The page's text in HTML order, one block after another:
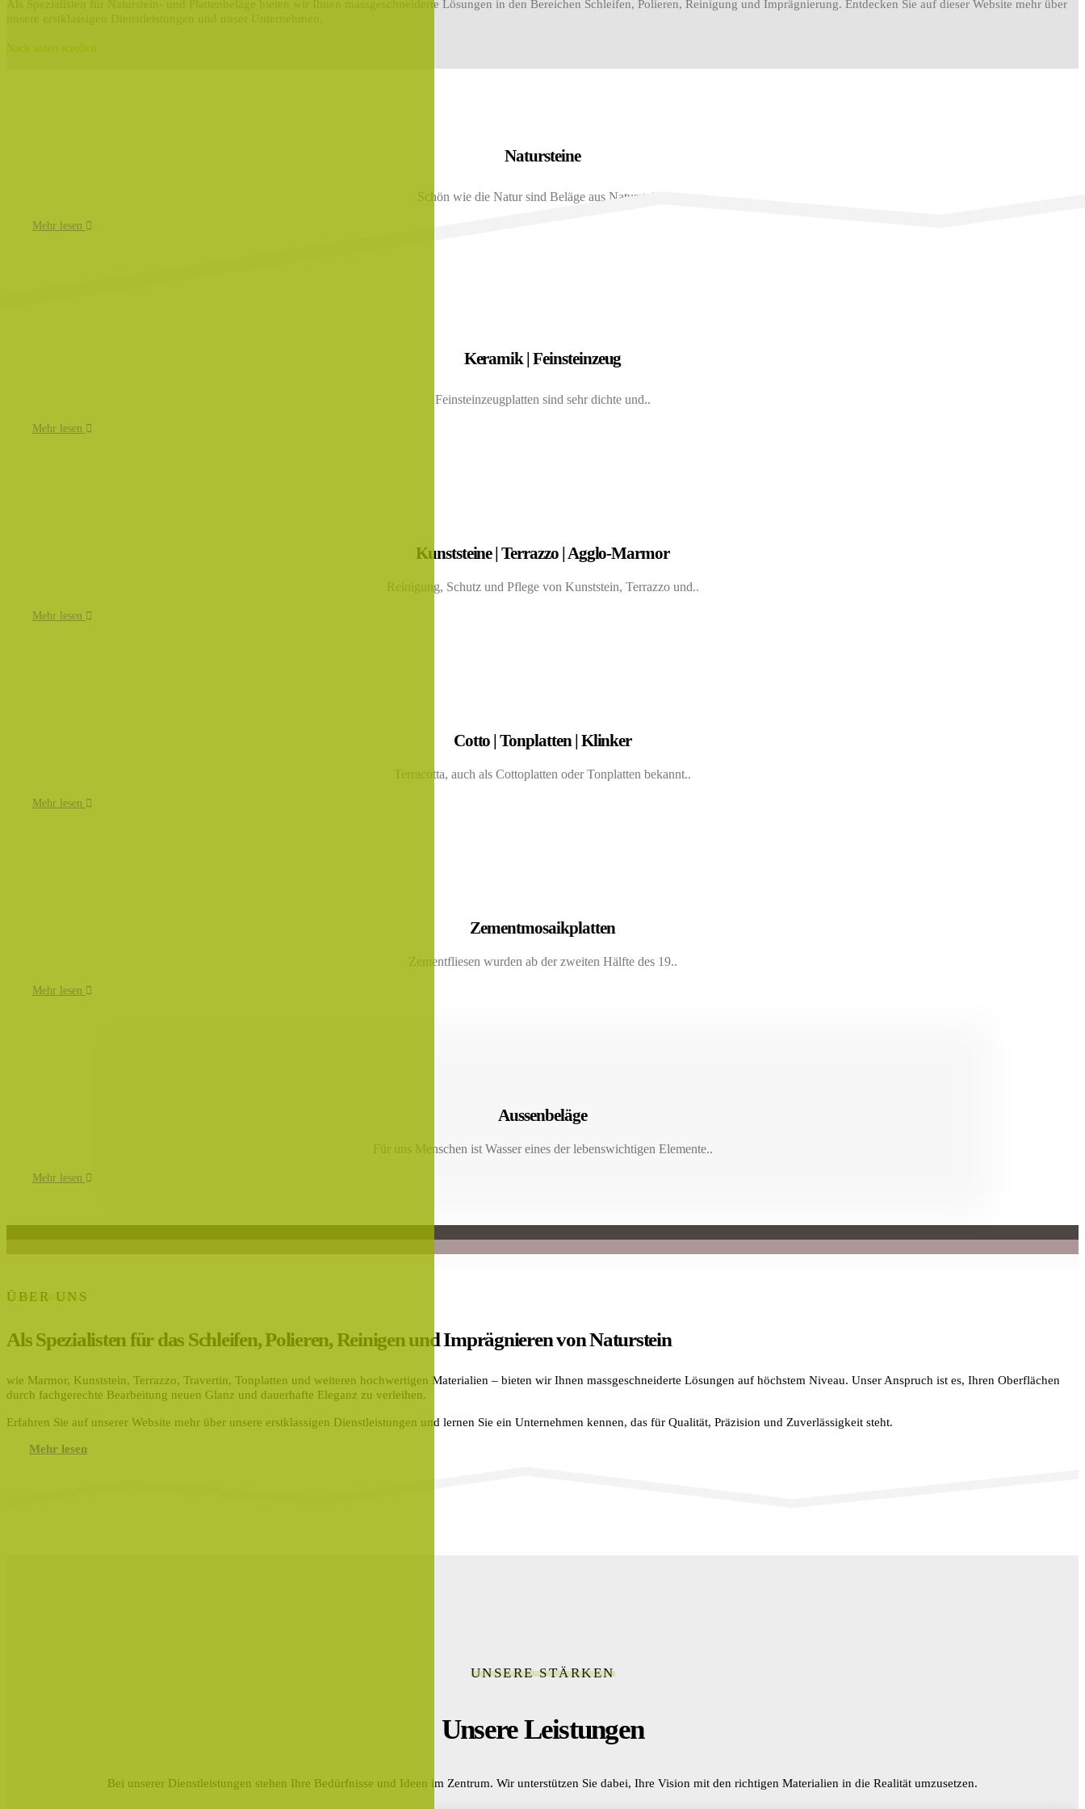
Als Spezialisten für Naturstein- und Plattenbeläge bieten wir Ihnen massgeschneiderte Lösungen in den Bereichen Schleifen, Polieren, Reinigung und Imprägnierung. Entdecken Sie auf dieser Website mehr über
Nach unten scrollen
Natursteine
Schön wie die Natur sind Beläge aus Naturstein..
Mehr lesen
Keramik | Feinsteinzeug
Feinsteinzeugplatten sind sehr dichte und..
Mehr lesen
Kunststeine | Terrazzo | Agglo-Marmor
Reinigung, Schutz und Pflege von Kunststein, Terrazzo und..
Mehr lesen
Cotto | Tonplatten | Klinker
Terracotta, auch als Cottoplatten oder Tonplatten bekannt..
Mehr lesen
Zementmosaikplatten
Zementfliesen wurden ab der zweiten Hälfte des 19..
Mehr lesen
Aussenbeläge
Für uns Menschen ist Wasser eines der lebenswichtigen Elemente..
Mehr lesen
ÜBER UNS
Als Spezialisten für das Schleifen, Polieren, Reinigen und Imprägnieren von Naturstein
wie Marmor, Kunststein, Terrazzo, Travertin, Tonplatten und weiteren hochwertigen Materialien – bieten wir Ihnen massgeschneiderte Lösungen auf höchstem Niveau. Unser Anspruch ist es, Ihren Oberflächen
durch fachgerechte Bearbeitung neuen Glanz und dauerhafte Eleganz zu verleihen.
Erfahren Sie auf unserer Website mehr über unsere erstklassigen Dienstleistungen und lernen Sie ein Unternehmen kennen, das für Qualität, Präzision und Zuverlässigkeit steht.
Mehr lesen
UNSERE STÄRKEN
Unsere Leistungen
Bei unserer Dienstleistungen stehen Ihre Bedürfnisse und Ideen im Zentrum. Wir unterstützen Sie dabei, Ihre Vision mit den richtigen Materialien in die Realität umzusetzen.